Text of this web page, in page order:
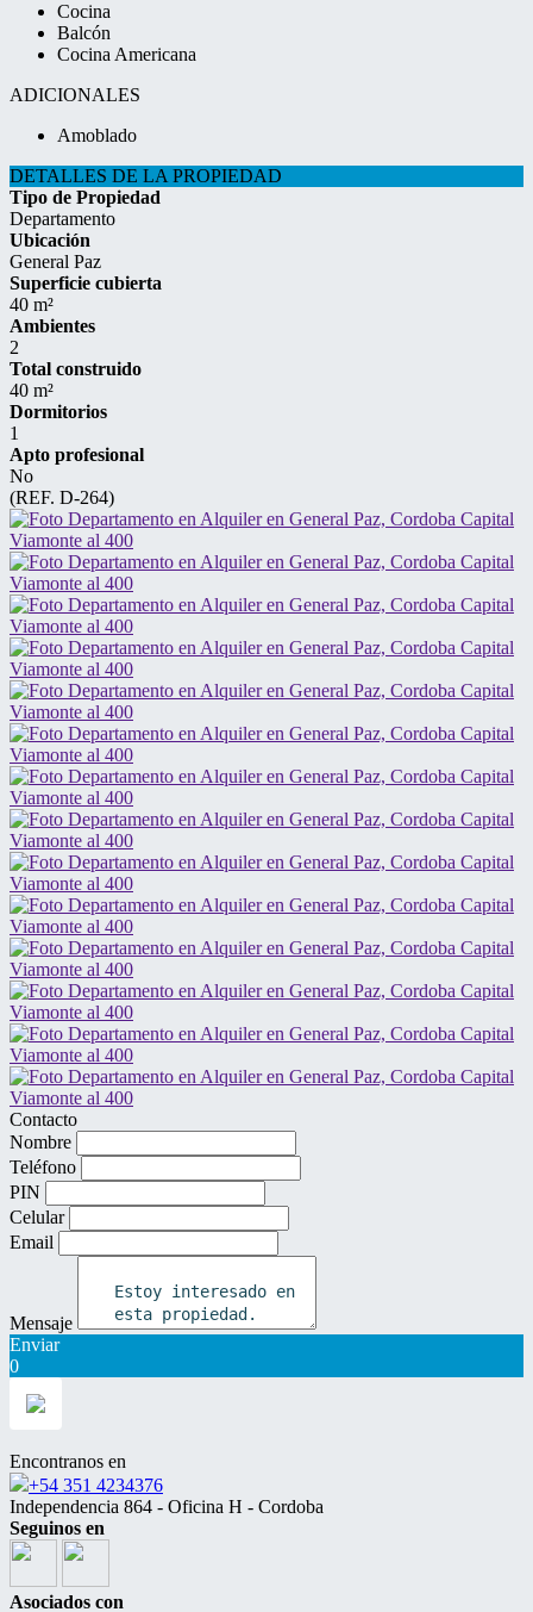
Cocina
Balcón
Cocina Americana
ADICIONALES
Amoblado
DETALLES DE LA PROPIEDAD
Tipo de Propiedad
Departamento
Ubicación
General Paz
Superficie cubierta
40 m²
Ambientes
2
Total construido
40 m²
Dormitorios
1
Apto profesional
No
(REF. D-264)
Contacto
Nombre
Teléfono
PIN
Celular
Email
Mensaje
Enviar
0
Encontranos en
+54 351 4234376
Independencia 864 - Oficina H - Cordoba
Seguinos en
Asociados con